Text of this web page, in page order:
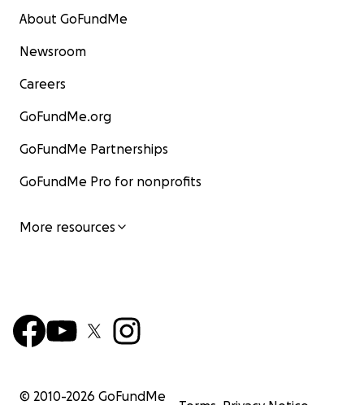
About GoFundMe
Newsroom
Careers
GoFundMe.org
GoFundMe Partnerships
GoFundMe Pro for nonprofits
More resources
© 2010-2026 GoFundMe